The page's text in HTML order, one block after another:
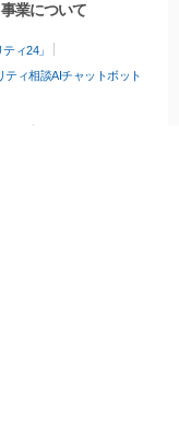
業について
ィ24」
ティ相談AIチャットボット